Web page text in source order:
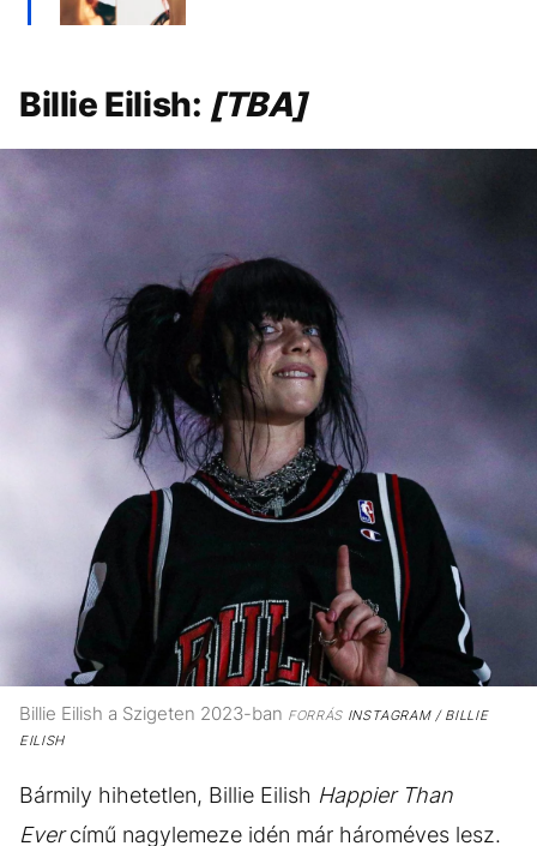
Billie Eilish: [TBA]
Billie Eilish a Szigeten 2023-ban FORRÁSINSTAGRAM / BILLIE
EILISH
Bármily hihetetlen, Billie Eilish Happier Than
Evercímű nagylemeze idén már hároméves lesz.